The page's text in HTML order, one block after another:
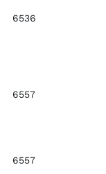
6536
6557
6557